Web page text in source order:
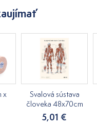
x
Svalová sústava
človeka 48x70cm
5,01 €